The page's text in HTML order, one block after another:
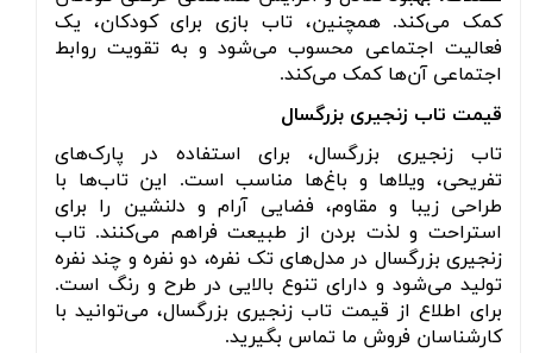
کمک می‌کند.همچنین، تاب بازی برای کودکان، یک
فعالیت اجتماعی محسوب می‌شود و به تقویت روابط
اجتماعی آن‌ها کمک می‌کند.
قیمت تاب زنجیری بزرگسال
تاب زنجیری بزرگسال، برای استفاده در پارک‌های
تفریحی، ویلاها و باغ‌ها مناسب است. این تاب‌ها با
طراحی زیبا و مقاوم، فضایی آرام و دلنشین را برای
استراحت و لذت بردن از طبیعت فراهم می‌کنند. تاب
زنجیری بزرگسال در مدل‌های تک نفره، دو نفره و چند نفره
تولید می‌شود و دارای تنوع بالایی در طرح و رنگ است.
برای اطلاع از قیمت تاب زنجیری بزرگسال، می‌توانید با
کارشناسان فروش ما تماس بگیرید.